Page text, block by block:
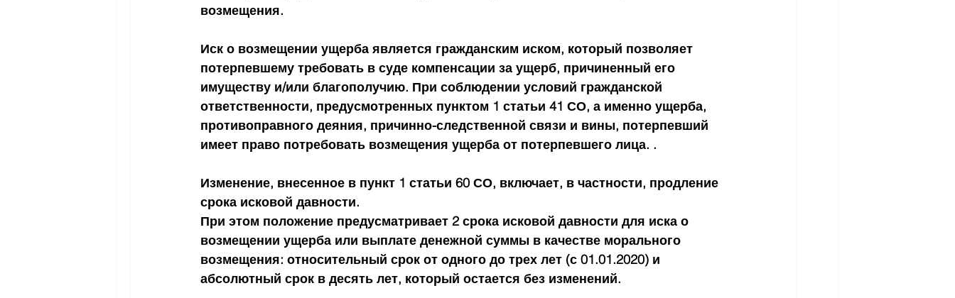
возмещения.
Иск о возмещении ущерба является гражданским иском, который позволяет
потерпевшему требовать в суде компенсации за ущерб, причиненный его
имуществу и/или благополучию. При соблюдении условий гражданской
ответственности, предусмотренных пунктом 1 статьи 41 СО, а именно ущерба,
противоправного деяния, причинно-следственной связи и вины, потерпевший
имеет право потребовать возмещения ущерба от потерпевшего лица. .
Изменение, внесенное в пункт 1 статьи 60 СО, включает, в частности, продление
срока исковой давности.
При этом положение предусматривает 2 срока исковой давности для иска о
возмещении ущерба или выплате денежной суммы в качестве морального
возмещения: относительный срок от одного до трех лет (с 01.01.2020) и
абсолютный срок в десять лет, который остается без изменений.